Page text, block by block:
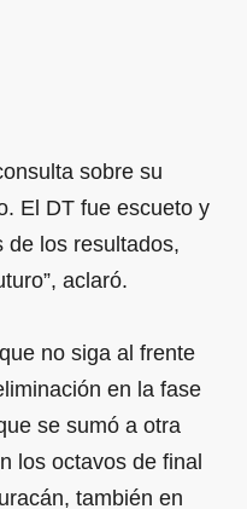
sobre su
El DT fue escueto y
de los resultados,
aclaró.
no siga al frente
en la fase
se sumó a otra
los octavos de final
también en